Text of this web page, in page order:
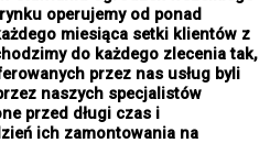
operujemy od ponad
miesiąca setki klientów z
do każdego zlecenia tak,
przez nas usług byli
naszych specjalistów
przed długi czas i
ich zamontowania na